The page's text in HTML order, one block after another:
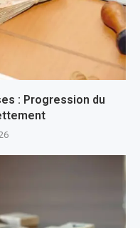
: Progression du